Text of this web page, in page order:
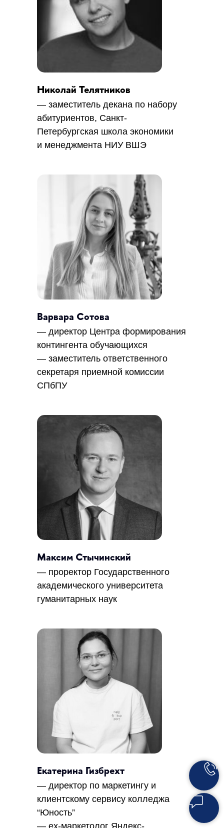
Николай Телятников
— заместитель декана по набору
абитуриентов, Санкт-
Петербургская школа экономики
и менеджмента НИУ ВШЭ
Варвара Сотова
— директор Центра формирования
контингента обучающихся
— заместитель ответственного
секретаря приемной комиссии
СПбПУ
Максим Стычинский
— проректор Государственного
академического университета
гуманитарных наук
Екатерина Гизбрехт
— директор по маркетингу и
клиентскому сервису колледжа
“Юность”
СКАЧАТЬ ПРИГЛАШЕНИЕ
10-12 апреля